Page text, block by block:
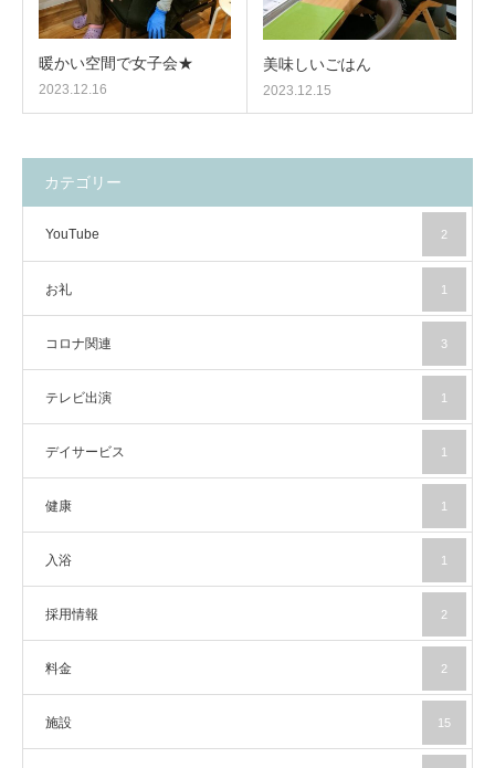
暖かい空間で女子会★
2023.12.16
美味しいごはん
2023.12.15
カテゴリー
YouTube 2
お礼 1
コロナ関連 3
テレビ出演 1
デイサービス 1
健康 1
入浴 1
採用情報 2
料金 2
施設 15